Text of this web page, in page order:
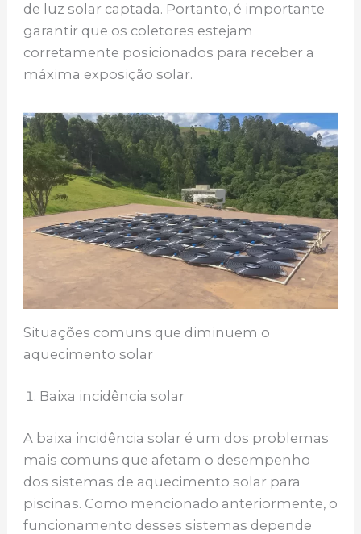
de luz solar captada. Portanto, é importante
garantir que os coletores estejam
corretamente posicionados para receber a
máxima exposição solar.
Situações comuns que diminuem o
aquecimento solar
Baixa incidência solar
A baixa incidência solar é um dos problemas
mais comuns que afetam o desempenho
dos sistemas de aquecimento solar para
piscinas. Como mencionado anteriormente, o
funcionamento desses sistemas depende